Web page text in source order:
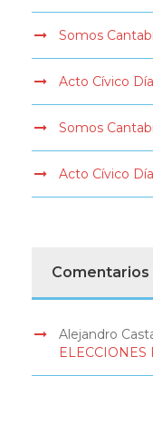
Somos
Acto Cívico
Somos
Acto Cívico
Alejandro